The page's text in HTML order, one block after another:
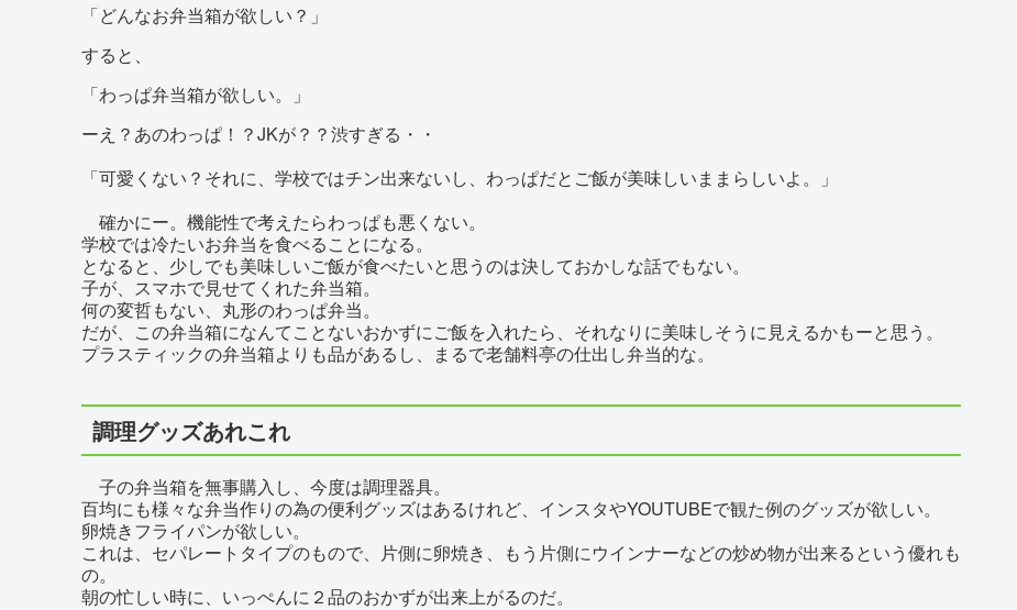
「どんなお弁当箱が欲しい？」
すると、
「わっぱ弁当箱が欲しい。」
ーえ？あのわっぱ！？JKが？？渋すぎる・・
「可愛くない？それに、学校ではチン出来ないし、わっぱだとご飯が美味しいままらしいよ。」
確かにー。機能性で考えたらわっぱも悪くない。
学校では冷たいお弁当を食べることになる。
となると、少しでも美味しいご飯が食べたいと思うのは決しておかしな話でもない。
子が、スマホで見せてくれた弁当箱。
何の変哲もない、丸形のわっぱ弁当。
だが、この弁当箱になんてことないおかずにご飯を入れたら、それなりに美味しそうに見えるかもーと思う。
プラスティックの弁当箱よりも品があるし、まるで老舗料亭の仕出し弁当的な。
調理グッズあれこれ
子の弁当箱を無事購入し、今度は調理器具。
百均にも様々な弁当作りの為の便利グッズはあるけれど、インスタやYOUTUBEで観た例のグッズが欲しい。
卵焼きフライパンが欲しい。
これは、セパレートタイプのもので、片側に卵焼き、もう片側にウインナーなどの炒め物が出来るという優れも
の。
朝の忙しい時に、いっぺんに２品のおかずが出来上がるのだ。